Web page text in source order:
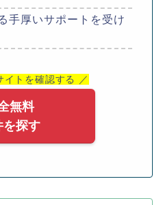
手厚いサポートを受け
イトを確認する ／
無料
を探す